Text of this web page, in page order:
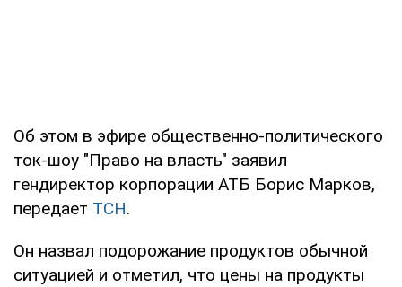
Об этом в эфире общественно-политического
ток-шоу "Право на власть" заявил
гендиректор корпорации АТБ Борис Марков,
передает ТСН.
Он назвал подорожание продуктов обычной
ситуацией и отметил, что цены на продукты